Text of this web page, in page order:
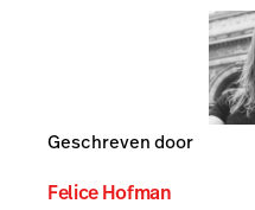
Geschreven door
Felice Hofman